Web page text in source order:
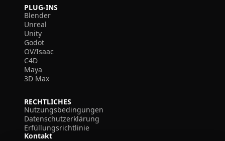
PLUG-INS
Blender
Unreal
Unity
Godot
OV/Isaac
C4D
Maya
3D Max
RECHTLICHES
Nutzungsbedingungen
Datenschutzerklärung
Erfüllungsrichtlinie
Kontakt